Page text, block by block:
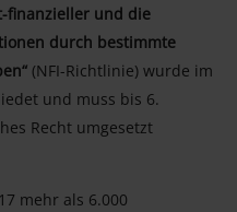
finanzieller und die
durch bestimmte
(NFI-Richtlinie) wurde im
und muss bis 6.
Recht umgesetzt
mehr als 6.000